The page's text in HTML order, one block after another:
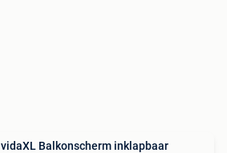
vidaXL Balkonscherm inklapbaar